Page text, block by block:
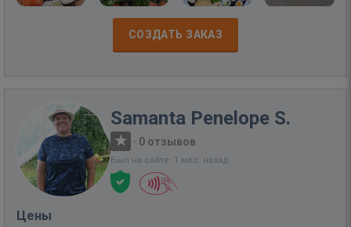
СОЗДАТЬ ЗАКАЗ
Samanta Penelope S.
· 0 отзывов
Был на сайте: 1 мес. назад
Цены